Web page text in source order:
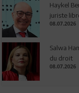
Haykel
juriste
08.07.2026
Salwa
du droit
08.07.2026